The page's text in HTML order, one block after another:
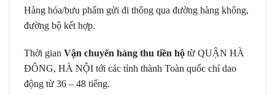
Hàng hóa/bưu phẩm gửi đi thông qua đường hàng không,
đường bộ kết hợp.
Thời gian Vận chuyển hàng thu tiền hộ từ QUẬN HÀ
ĐÔNG, HÀ NỘI tới các tỉnh thành Toàn quốc chỉ dao
động từ 36 – 48 tiếng.